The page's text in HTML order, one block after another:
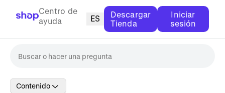
Centro de
ayuda
ES
Descargar
Tienda
Iniciar
sesión
Contenido